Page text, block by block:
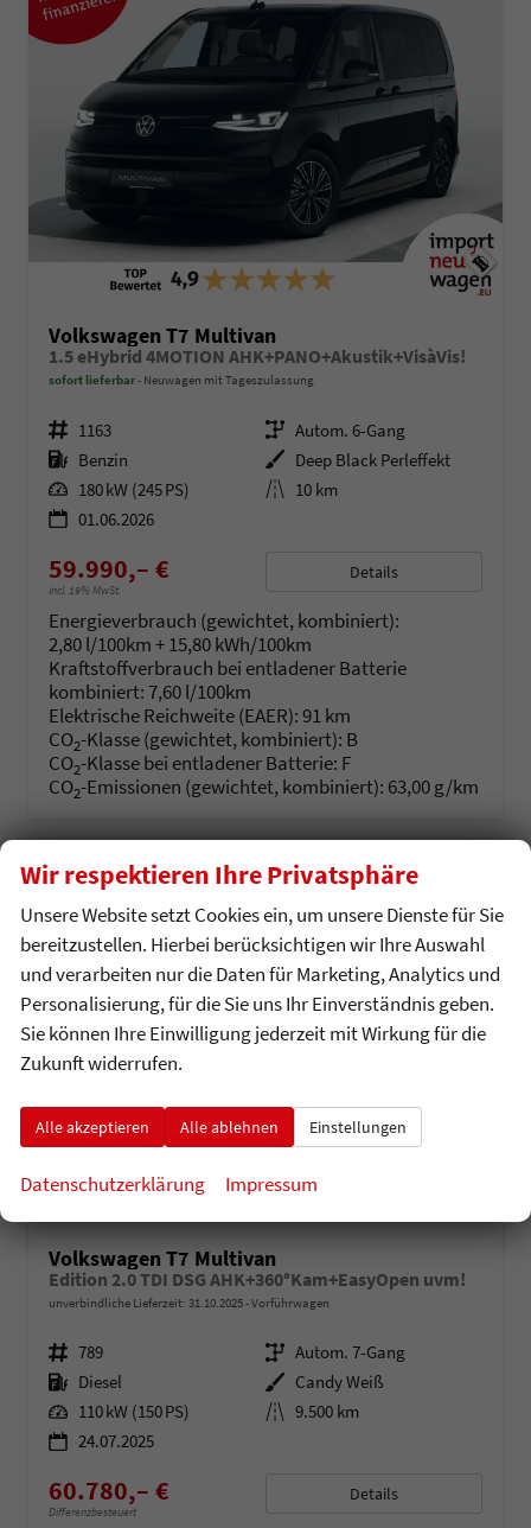
Volkswagen T7 Multivan
1.5 eHybrid 4MOTION AHK+PANO+Akustik+VisàVis!
sofort lieferbar Neuwagen mit Tageszulassung
Fahrzeugnr. 1163 Getriebe Autom. 6-Gang
Kraftstoff Benzin Außenfarbe Deep Black Perleffekt
Leistung 180 kW (245 PS) Kilometerstand 10 km
01.06.2026
59.990,– €
incl. 19% MwSt.
Details
Energieverbrauch (gewichtet, kombiniert):
2,80 l/100km + 15,80 kWh/100km
Kraftstoffverbrauch bei entladener Batterie
kombiniert: 7,60 l/100km
Elektrische Reichweite (EAER):91 km
CO2-Klasse (gewichtet, kombiniert): B
CO2-Klasse bei entladener Batterie: F
CO2-Emissionen (gewichtet, kombiniert): 63,00 g/km
Volkswagen T7 Multivan
Edition 2.0 TDI DSG AHK+360°Kam+EasyOpen uvm!
unverbindliche Lieferzeit: 31.10.2025 Vorführwagen
Fahrzeugnr. 789 Getriebe Autom. 7-Gang
Kraftstoff Diesel Außenfarbe Candy Weiß
Leistung 110 kW (150 PS) Kilometerstand 9.500 km
24.07.2025
60.780,– €
Differenzbesteuert
Details
Wir respektieren Ihre Privatsphäre
Unsere Website setzt Cookies ein, um unsere Dienste für Sie
bereitzustellen. Hierbei berücksichtigen wir Ihre Auswahl
und verarbeiten nur die Daten für Marketing, Analytics und
Personalisierung, für die Sie uns Ihr Einverständnis geben.
Sie können Ihre Einwilligung jederzeit mit Wirkung für die
Zukunft widerrufen.
Alle akzeptieren Alle ablehnen Einstellungen
Datenschutzerklärung Impressum